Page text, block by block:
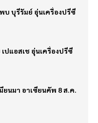
บ บุรีรัมย์ อุ่นเครื่องปรีซี
ปแอสเช อุ่นเครื่องปรีซี
ยนมา อาเซียนคัพ 8 ส.ค.